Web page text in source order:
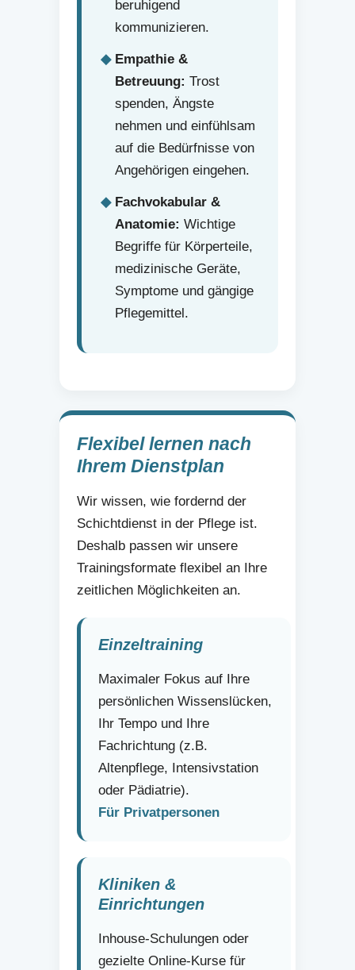
beruhigend
kommunizieren.
Empathie &
Betreuung: Trost
spenden, Ängste
nehmen und einfühlsam
auf die Bedürfnisse von
Angehörigen eingehen.
Fachvokabular &
Anatomie: Wichtige
Begriffe für Körperteile,
medizinische Geräte,
Symptome und gängige
Pflegemittel.
Flexibel lernen nach
Ihrem Dienstplan
Wir wissen, wie fordernd der
Schichtdienst in der Pflege ist.
Deshalb passen wir unsere
Trainingsformate flexibel an Ihre
zeitlichen Möglichkeiten an.
Einzeltraining
Maximaler Fokus auf Ihre
persönlichen Wissenslücken,
Ihr Tempo und Ihre
Fachrichtung (z.B.
Altenpflege, Intensivstation
oder Pädiatrie).
Für Privatpersonen
Kliniken &
Einrichtungen
Inhouse-Schulungen oder
gezielte Online-Kurse für